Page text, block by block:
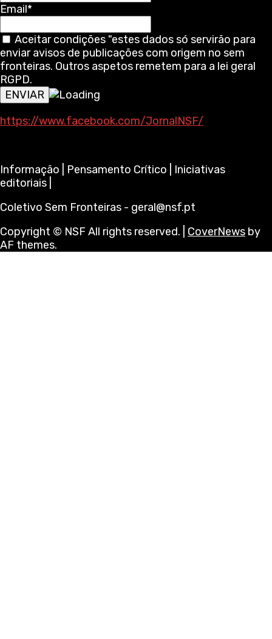
Email*
Aceitar condições "estes dados só servirão para
enviar avisos de publicações com origem no sem
fronteiras. Outros aspetos remetem para a lei geral
RGPD.
https://www.facebook.com/JornalNSF/
Informação | Pensamento Crítico | Iniciativas
editoriais |
Coletivo Sem Fronteiras - geral@nsf.pt
Copyright © NSF All rights reserved.
CoverNews by
AF themes.